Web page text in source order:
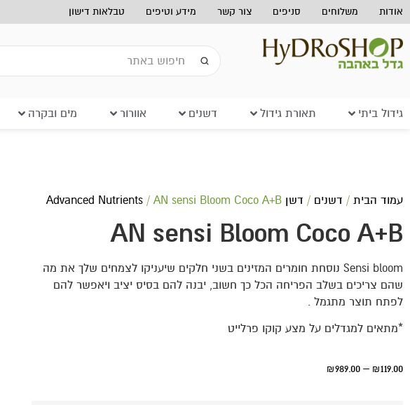
אודות משלוחים סניפים צור קשר מידע וטיפים טבלאות דישון
גידול ביתי תאורת גידול דשנים אוורור מים ובקרה
עמוד הבית / דשנים / דשן Advanced Nutrients / AN sensi Bloom Coco A+B
AN sensi Bloom Coco A+B
Sensi bloom נוסחת חומרים המזינים בשני חלקים שיעניקו לצמחים שלך את מה
שהם צריכים בשלב הפריחה הכל כך חשוב, יבנה להם בסיס יציב ויאפשר להם
לפתח תוצר מתגמל .
*מתאים למגדלים על מצע קוקו פרלייט
₪119.00
–
₪989.00